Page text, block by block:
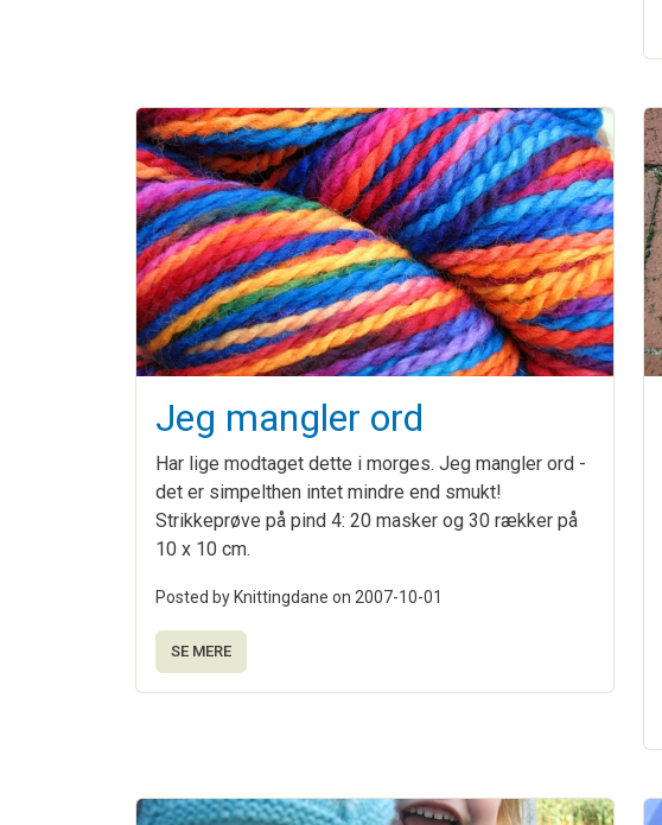
Jeg mangler ord
Har lige modtaget dette i morges. Jeg mangler ord -
det er simpelthen intet mindre end smukt!
Strikkeprøve på pind 4: 20 masker og 30 rækker på
10 x 10 cm.
Posted by Knittingdane on 2007-10-01
SE MERE